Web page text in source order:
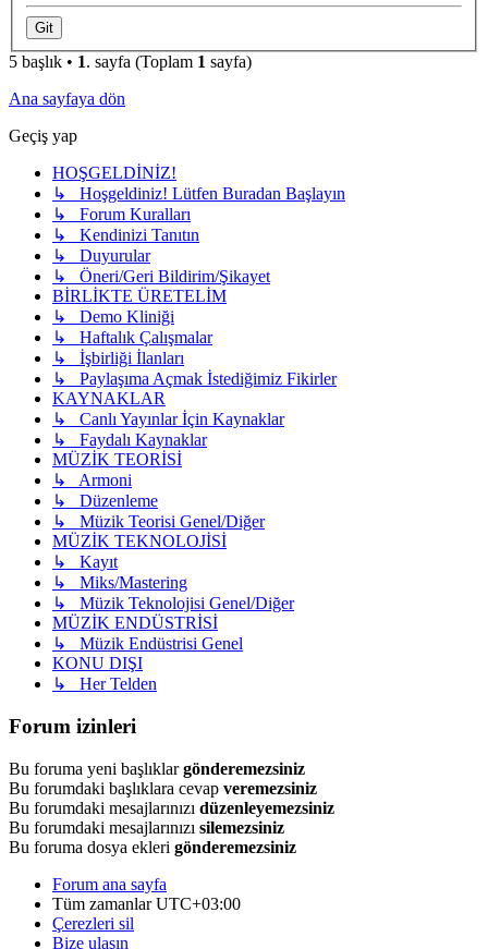
5 başlık • 1. sayfa (Toplam 1 sayfa)
Ana sayfaya dön
Geçiş yap
HOŞGELDİNİZ!
↳ Hoşgeldiniz! Lütfen Buradan Başlayın
↳ Forum Kuralları
↳ Kendinizi Tanıtın
↳ Duyurular
↳ Öneri/Geri Bildirim/Şikayet
BİRLİKTE ÜRETELİM
↳ Demo Kliniği
↳ Haftalık Çalışmalar
↳ İşbirliği İlanları
↳ Paylaşıma Açmak İstediğimiz Fikirler
KAYNAKLAR
↳ Canlı Yayınlar İçin Kaynaklar
↳ Faydalı Kaynaklar
MÜZİK TEORİSİ
↳ Armoni
↳ Düzenleme
↳ Müzik Teorisi Genel/Diğer
MÜZİK TEKNOLOJİSİ
↳ Kayıt
↳ Miks/Mastering
↳ Müzik Teknolojisi Genel/Diğer
MÜZİK ENDÜSTRİSİ
↳ Müzik Endüstrisi Genel
KONU DIŞI
↳ Her Telden
Forum izinleri
Bu foruma yeni başlıklargönderemezsiniz
Bu forumdaki başlıklara cevap veremezsiniz
Bu forumdaki mesajlarınızı düzenleyemezsiniz
Bu forumdaki mesajlarınızı silemezsiniz
Bu foruma dosya ekleri gönderemezsiniz
Forum ana sayfa
Tüm zamanlarUTC+03:00
Çerezleri sil
Bize ulaşın